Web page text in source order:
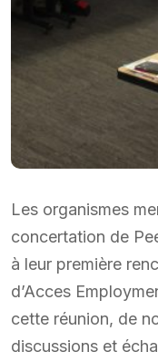
Les organismes
concertation de
à leur première
d’Acces
cette réunion, de
discussions et